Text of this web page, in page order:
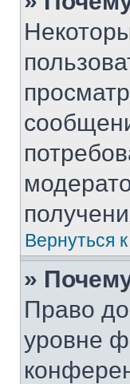
Вернуться
»
Право
уровне